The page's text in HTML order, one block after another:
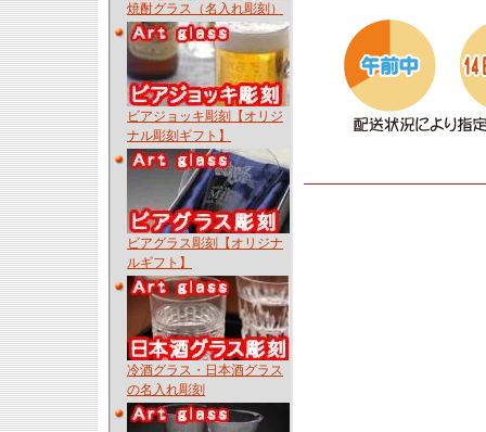
焼酎グラス（名入れ彫刻）
ビアジョッキ彫刻【オリジ
ナル彫刻ギフト】
ビアグラス彫刻【オリジナ
ルギフト】
冷酒グラス・日本酒グラス
の名入れ彫刻